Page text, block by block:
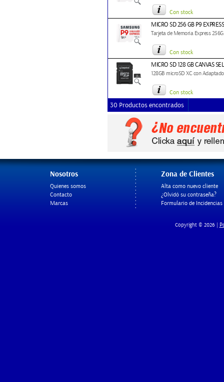
Con stock
MICRO SD 256 GB P9
Tarjeta de Memoria Express
Con stock
MICRO SD 128 GB CANVAS
128GB microSD XC con
Con stock
30 Productos encontrados
Nosotros
Quienes somos
Contacto
Marcas
Zona de Clientes
Alta como nuevo cliente
¿Olvidó su contraseña?
Formulario de Incidencias
Copyright © 2026 |